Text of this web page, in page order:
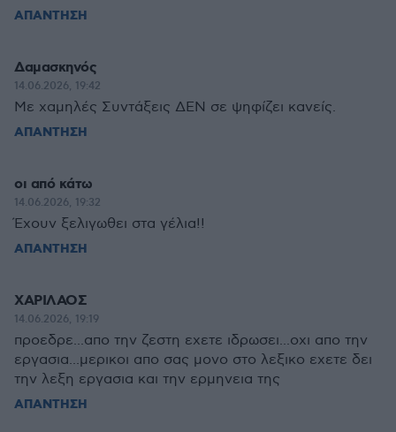
ΑΠΑΝΤΗΣΗ
Δαμασκηνός
14.06.2026, 19:42
Με χαμηλές Συντάξεις ΔΕΝ σε ψηφίζει κανείς.
ΑΠΑΝΤΗΣΗ
οι από κάτω
14.06.2026, 19:32
Έχουν ξελιγωθει στα γέλια!!
ΑΠΑΝΤΗΣΗ
ΧΑΡΙΛΑΟΣ
14.06.2026, 19:19
προεδρε...απο την ζεστη εχετε ιδρωσει...οχι απο την
εργασια...μερικοι απο σας μονο στο λεξικο εχετε δει
την λεξη εργασια και την ερμηνεια της
ΑΠΑΝΤΗΣΗ